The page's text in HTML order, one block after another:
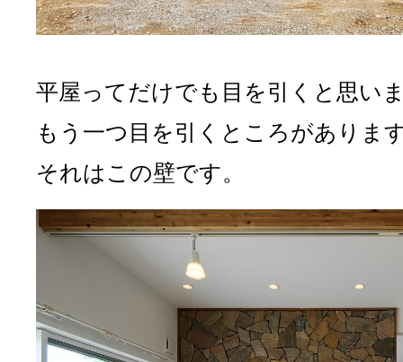
平屋ってだけでも目を引くと思い
もう一つ目を引くところがありま
それはこの壁です。